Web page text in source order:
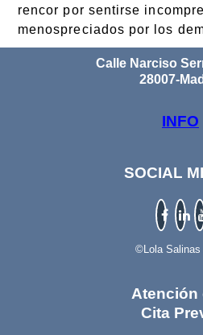
rencor por sentirse
menospreciados por los
Calle Narciso
28007-
INFO
SOCIAL
©Lola Salinas
Atención
Cita